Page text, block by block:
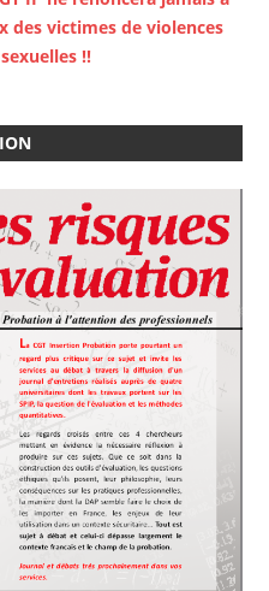
des victimes de violences
!!